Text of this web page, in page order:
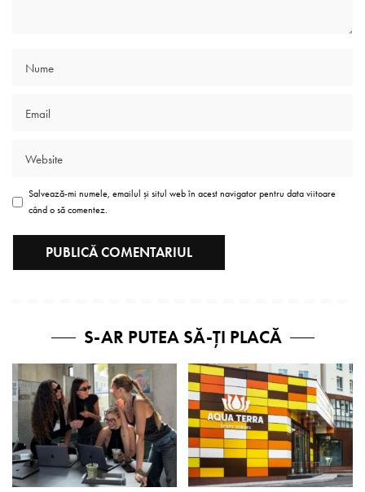
Salvează-mi numele, emailul și situl web în acest navigator pentru data viitoare
când o să comentez.
S-AR PUTEA SĂ-ȚI PLACĂ